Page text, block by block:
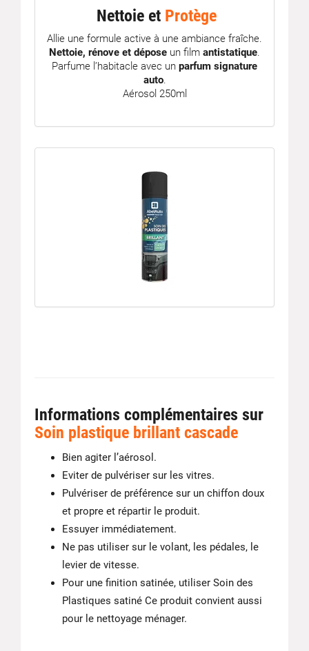
Nettoie et Protège
Allie une formule active à une ambiance fraîche.
Nettoie, rénove et dépose un film antistatique.
Parfume l’habitacle avec un parfum signature
auto.
Aérosol 250ml
Informations complémentaires sur
Soin plastique brillant cascade
Bien agiter l’aérosol.
Eviter de pulvériser sur les vitres.
Pulvériser de préférence sur un chiffon doux
et propre et répartir le produit.
Essuyer immédiatement.
Ne pas utiliser sur le volant, les pédales, le
levier de vitesse.
Pour une finition satinée, utiliser Soin des
Plastiques satiné Ce produit convient aussi
pour le nettoyage ménager.